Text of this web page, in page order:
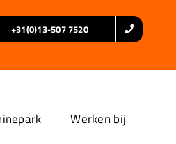
+31(0)13-507 7520
Werken bij